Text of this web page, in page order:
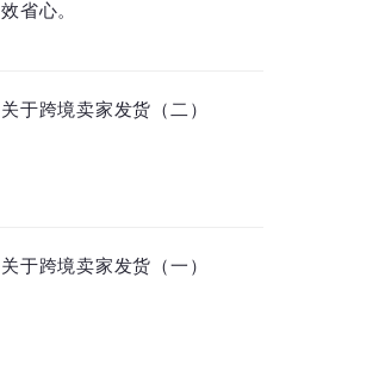
效省心。
关于跨境卖家发货（二）
关于跨境卖家发货（一）